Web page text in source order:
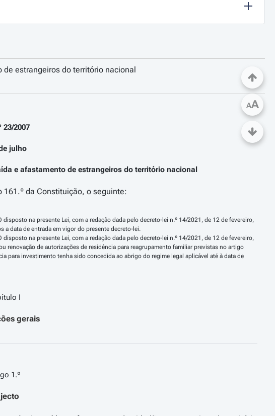
estrangeiros do território nacional
23/2007
julho
e afastamento de estrangeiros do território nacional
da Constituição, o seguinte:
disposto na presente Lei, com a redação dada pelo decreto-lei n.º 14/2021, de 12 de fevereiro,
a data de entrada em vigor do presente decreto-lei.
disposto na presente Lei, com a redação dada pelo decreto-lei n.º 14/2021, de 12 de fevereiro,
renovação de autorizações de residência para reagrupamento familiar previstas no artigo
para investimento tenha sido concedida ao abrigo do regime legal aplicável até à data de
I
gerais
1.º
AA